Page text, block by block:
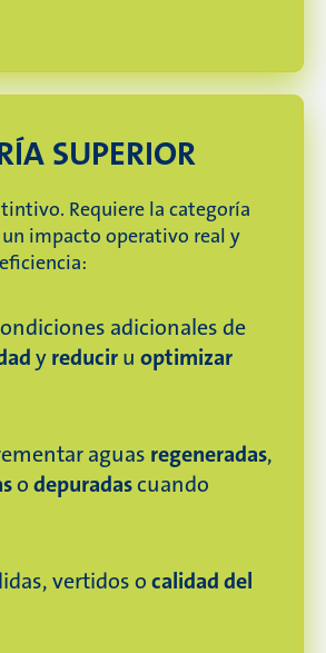
SUPERIOR
Requiere la categoría
impacto operativo real y
adicionales de
yreduciru optimizar
aguas regeneradas,
odepuradascuando
vertidos ocalidad del